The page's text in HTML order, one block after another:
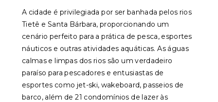
A cidade é privilegiada por ser banhada pelos rios
Tietê e Santa Bárbara, proporcionando um
cenário perfeito para a prática de pesca, esportes
náuticos e outras atividades aquáticas. As águas
calmas e limpas dos rios são um verdadeiro
paraíso para pescadores e entusiastas de
esportes como jet-ski, wakeboard, passeios de
barco, além de 21 condomínios de lazer às